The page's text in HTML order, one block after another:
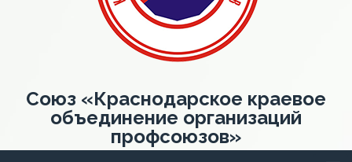
Союз «Краснодарское краевое
объединение организаций
профсоюзов»